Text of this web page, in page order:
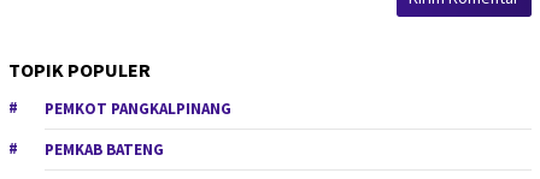
TOPIK POPULER
PEMKOT PANGKALPINANG
PEMKAB BATENG